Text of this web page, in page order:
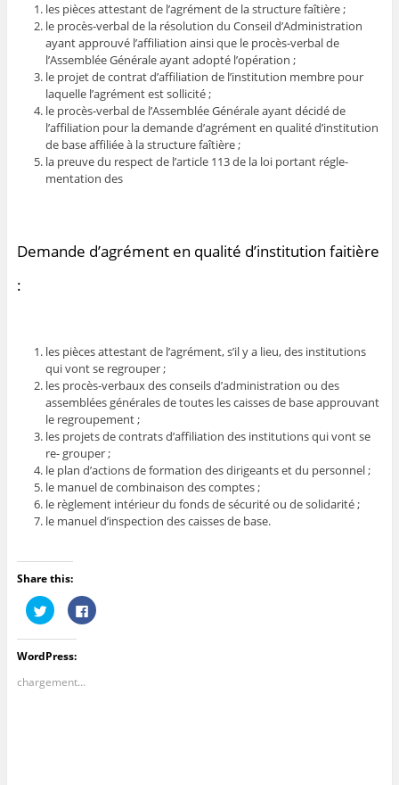
les pièces attestant de l’agrément de la structure faîtière ;
le procès-verbal de la résolution du Conseil d’Administration
ayant approuvé l’affiliation ainsi que le procès-verbal de
l’Assemblée Générale ayant adopté l’opération ;
le projet de contrat d’affiliation de l’institution membre pour
laquelle l’agrément est sollicité ;
le procès-verbal de l’Assemblée Générale ayant décidé de
l’affiliation pour la demande d’agrément en qualité d’institution
de base affiliée à la structure faîtière ;
la preuve du respect de l’article 113 de la loi portant régle-
mentation des
Demande d’agrément en qualité d’institution faitière
:
les pièces attestant de l’agrément, s’il y a lieu, des institutions
qui vont se regrouper ;
les procès-verbaux des conseils d’administration ou des
assemblées générales de toutes les caisses de base approuvant
le regroupement ;
les projets de contrats d’affiliation des institutions qui vont se
re- grouper ;
le plan d’actions de formation des dirigeants et du personnel ;
le manuel de combinaison des comptes ;
le règlement intérieur du fonds de sécurité ou de solidarité ;
le manuel d’inspection des caisses de base.
Share this:
C
l
q
u
e
p
C
l
WordPress:
chargement…